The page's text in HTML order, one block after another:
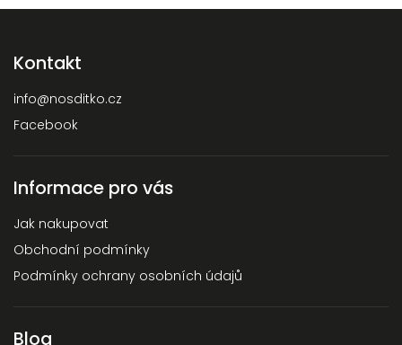
Kontakt
info@nosditko.cz
Facebook
Informace pro vás
Jak nakupovat
Obchodní podmínky
Podmínky ochrany osobních údajů
Blog